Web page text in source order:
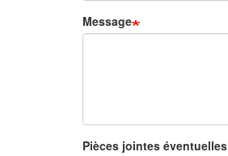
Message
Pièces jointes éventuelles